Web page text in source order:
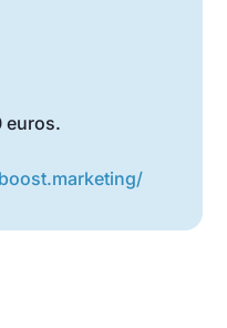
euros.